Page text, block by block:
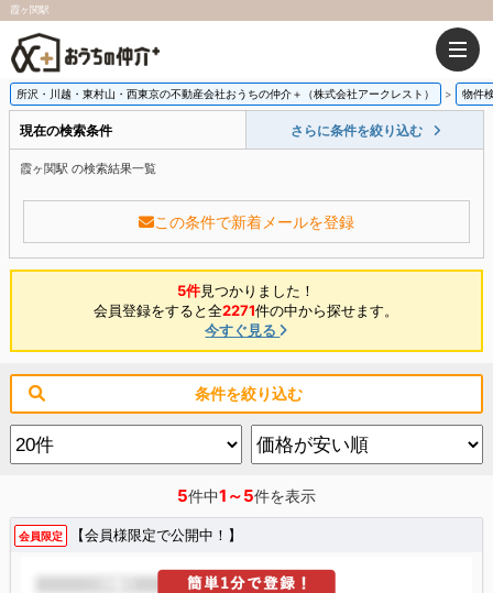
霞ヶ関駅
所沢・川越・東村山・西東京の不動産会社おうちの仲介＋（株式会社アークレスト） 物件
現在の検索条件 さらに条件を絞り込む
霞ヶ関駅 の検索結果一覧
この条件で新着メールを登録
5件見つかりました！
会員登録をすると全2271件の中から探せます。
今すぐ見る
条件を絞り込む
5件中1～5件を表示
会員限定 【会員様限定で公開中！】